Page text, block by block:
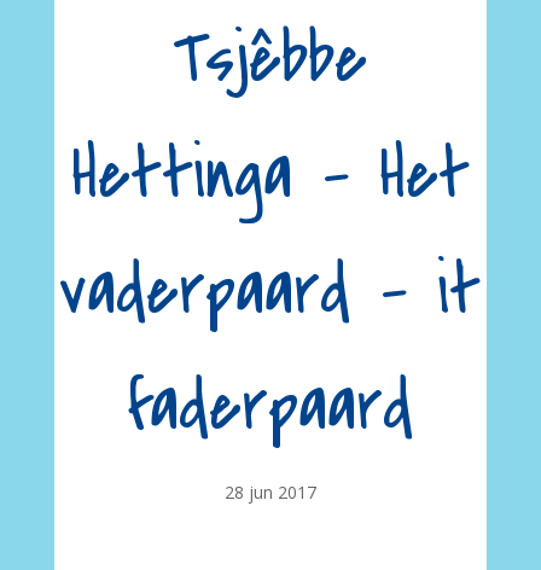
Tsjêbbe
Hettinga – Het
vaderpaard – it
faderpaard
28 jun 2017